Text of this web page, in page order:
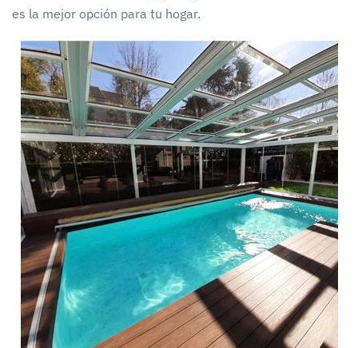
es la mejor opción para tu hogar.